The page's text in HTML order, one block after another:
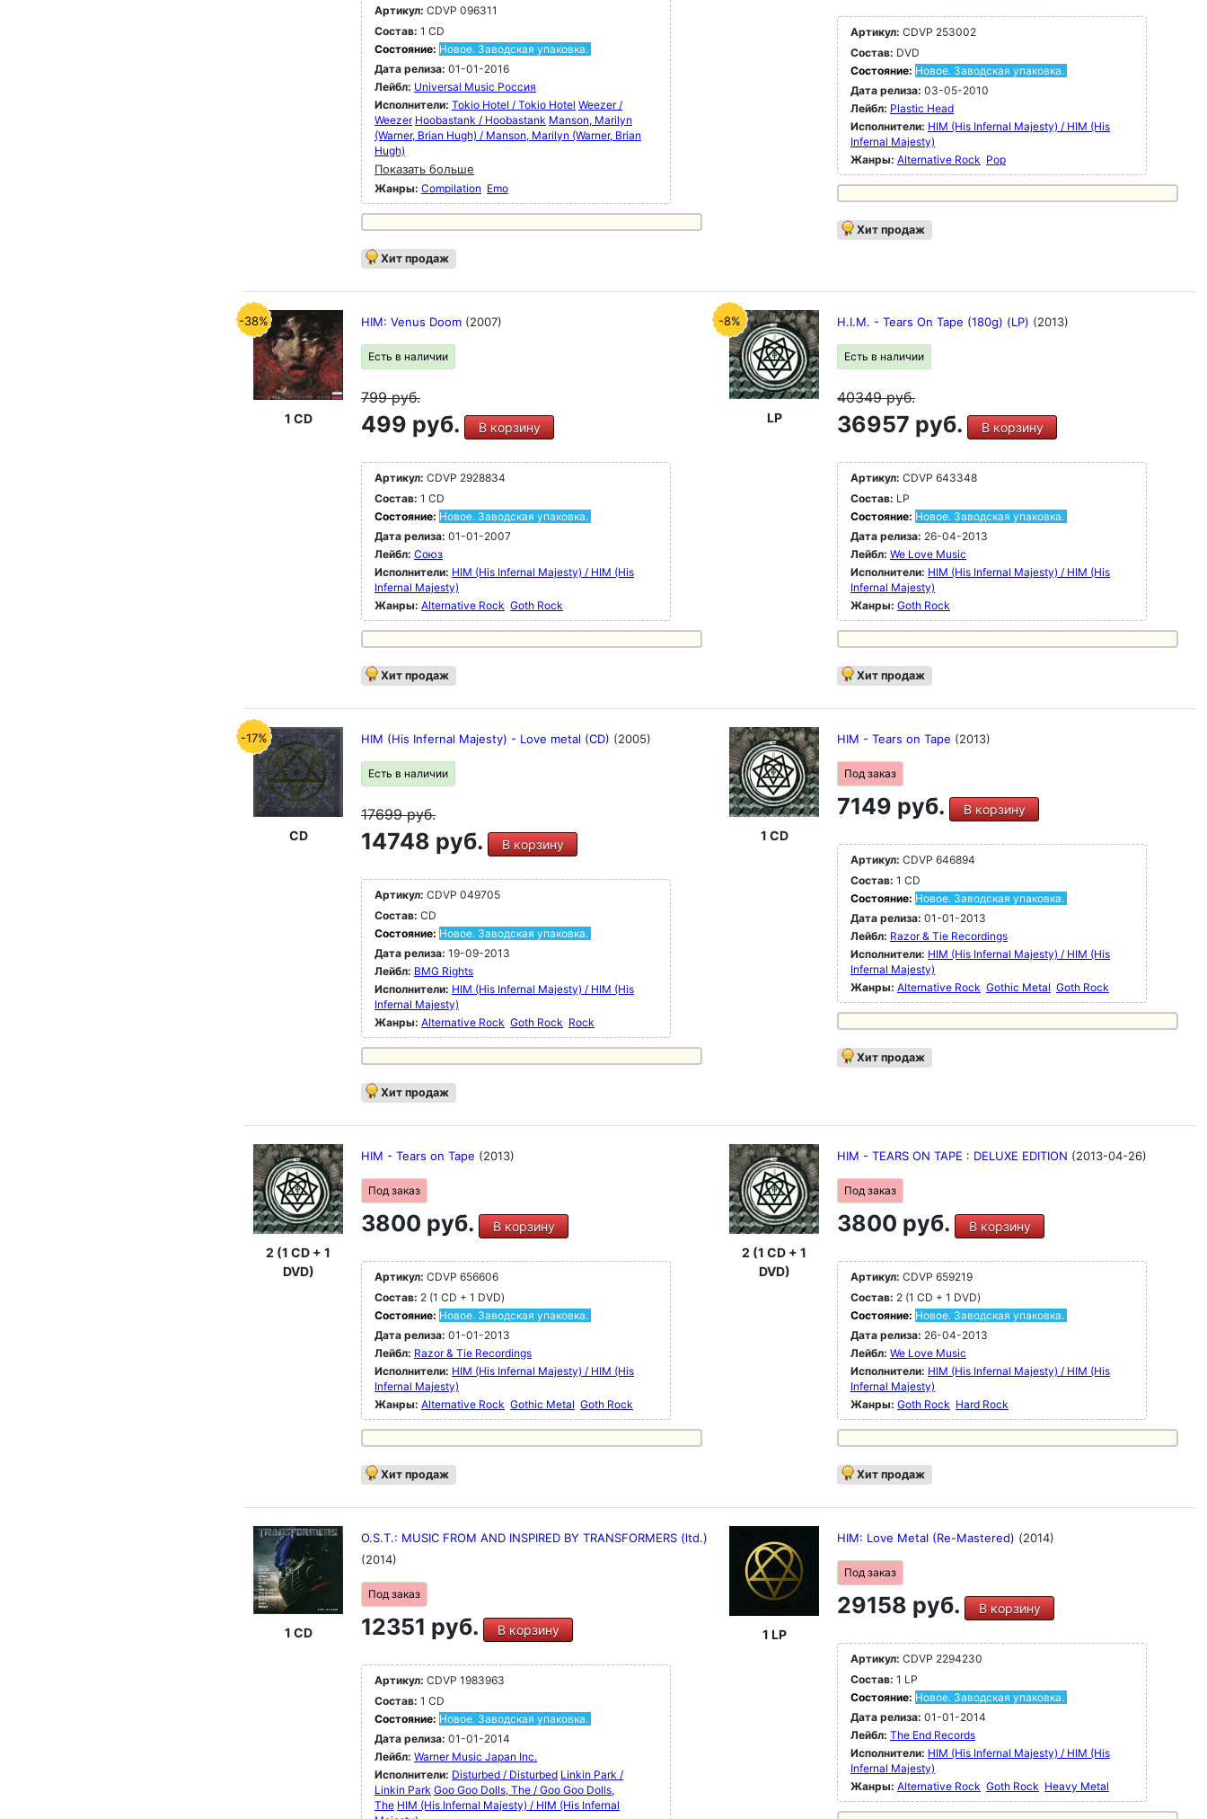
Артикул: CDVP 096311
Состав: 1 CD
Состояние: Новое. Заводская упаковка.
Дата релиза: 01-01-2016
Лейбл: Universal Music Россия
Исполнители: Tokio Hotel / Tokio Hotel Weezer /
Weezer Hoobastank / Hoobastank Manson, Marilyn
(Warner, Brian Hugh) / Manson, Marilyn (Warner, Brian
Hugh)
Показать больше
Жанры: Compilation Emo
Хит продаж
Артикул: CDVP 253002
Состав: DVD
Состояние: Новое. Заводская упаковка.
Дата релиза: 03-05-2010
Лейбл: Plastic Head
Исполнители: HIM (His Infernal Majesty) / HIM (His
Infernal Majesty)
Жанры: Alternative Rock Pop
Хит продаж
-38%
1 CD
HIM: Venus Doom (2007)
Есть в наличии
799руб.
499 руб. В корзину
Артикул: CDVP 2928834
Состав: 1 CD
Состояние: Новое. Заводская упаковка.
Дата релиза: 01-01-2007
Лейбл: Союз
Исполнители: HIM (His Infernal Majesty) / HIM (His
Infernal Majesty)
Жанры: Alternative Rock Goth Rock
Хит продаж
-8%
LP
H.I.M. - Tears On Tape (180g) (LP) (2013)
Есть в наличии
40349руб.
36957 руб. В корзину
Артикул: CDVP 643348
Состав: LP
Состояние: Новое. Заводская упаковка.
Дата релиза: 26-04-2013
Лейбл: We Love Music
Исполнители: HIM (His Infernal Majesty) / HIM (His
Infernal Majesty)
Жанры: Goth Rock
Хит продаж
-17%
CD
HIM (His Infernal Majesty) - Love metal (CD) (2005)
Есть в наличии
17699руб.
14748 руб. В корзину
Артикул: CDVP 049705
Состав: CD
Состояние: Новое. Заводская упаковка.
Дата релиза: 19-09-2013
Лейбл: BMG Rights
Исполнители: HIM (His Infernal Majesty) / HIM (His
Infernal Majesty)
Жанры: Alternative Rock Goth Rock Rock
Хит продаж
1 CD
HIM - Tears on Tape (2013)
Под заказ
7149 руб. В корзину
Артикул: CDVP 646894
Состав: 1 CD
Состояние: Новое. Заводская упаковка.
Дата релиза: 01-01-2013
Лейбл: Razor & Tie Recordings
Исполнители: HIM (His Infernal Majesty) / HIM (His
Infernal Majesty)
Жанры: Alternative Rock Gothic Metal Goth Rock
Хит продаж
2 (1 CD + 1
DVD)
HIM - Tears on Tape (2013)
Под заказ
3800 руб. В корзину
Артикул: CDVP 656606
Состав: 2 (1 CD + 1 DVD)
Состояние: Новое. Заводская упаковка.
Дата релиза: 01-01-2013
Лейбл: Razor & Tie Recordings
Исполнители: HIM (His Infernal Majesty) / HIM (His
Infernal Majesty)
Жанры: Alternative Rock Gothic Metal Goth Rock
Хит продаж
2 (1 CD + 1
DVD)
HIM - TEARS ON TAPE : DELUXE EDITION (2013-04-26)
Под заказ
3800 руб. В корзину
Артикул: CDVP 659219
Состав: 2 (1 CD + 1 DVD)
Состояние: Новое. Заводская упаковка.
Дата релиза: 26-04-2013
Лейбл: We Love Music
Исполнители: HIM (His Infernal Majesty) / HIM (His
Infernal Majesty)
Жанры: Goth Rock Hard Rock
Хит продаж
1 CD
O.S.T.: MUSIC FROM AND INSPIRED BY TRANSFORMERS (ltd.)
(2014)
Под заказ
12351 руб. В корзину
Артикул: CDVP 1983963
Состав: 1 CD
Состояние: Новое. Заводская упаковка.
Дата релиза: 01-01-2014
Лейбл: Warner Music Japan Inc.
Исполнители: Disturbed / Disturbed Linkin Park /
Linkin Park Goo Goo Dolls, The / Goo Goo Dolls,
The HIM (His Infernal Majesty) / HIM (His Infernal
1 LP
HIM: Love Metal (Re-Mastered) (2014)
Под заказ
29158 руб. В корзину
Артикул: CDVP 2294230
Состав: 1 LP
Состояние: Новое. Заводская упаковка.
Дата релиза: 01-01-2014
Лейбл: The End Records
Исполнители: HIM (His Infernal Majesty) / HIM (His
Infernal Majesty)
Жанры: Alternative Rock Goth Rock Heavy Metal